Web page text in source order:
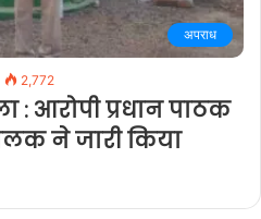
अपराध
2,772
: आरोपी प्रधान पाठक
ने जारी किया